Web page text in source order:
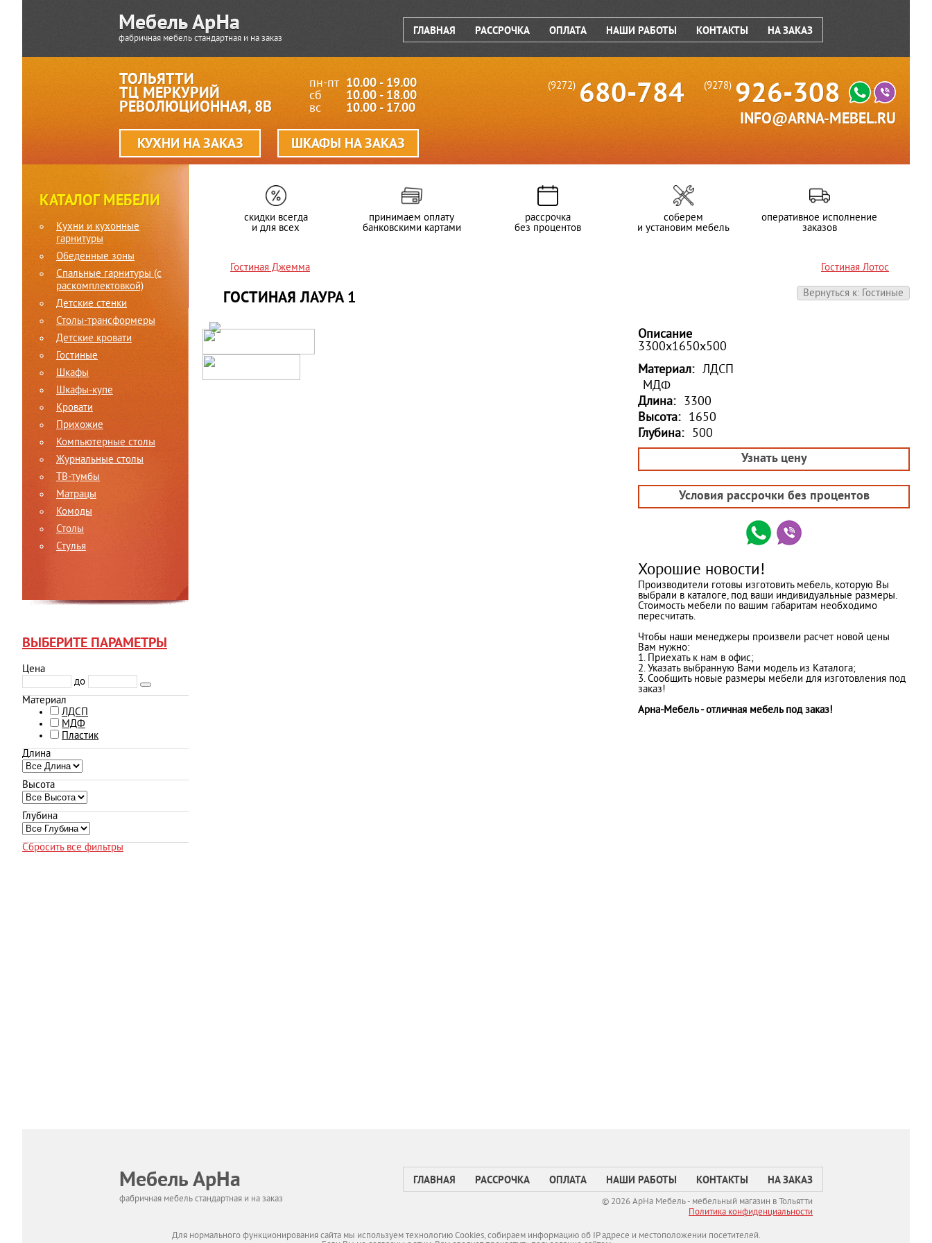
фабричная мебель стандартная и на заказ
ГЛАВНАЯ РАССРОЧКА ОПЛАТА НАШИ РАБОТЫ КОНТАКТЫ НА ЗАКАЗ
(9272) 680-784 (9278) 926-308
INFO@ARNA-MEBEL.RU
ТОЛЬЯТТИ
ТЦ МЕРКУРИЙ
РЕВОЛЮЦИОННАЯ, 8В
пн-пт 10.00 - 19.00
сб 10.00 - 18.00
вс 10.00 - 17.00
КУХНИ НА ЗАКАЗ ШКАФЫ НА ЗАКАЗ
КАТАЛОГ МЕБЕЛИ
Кухни и кухонные
гарнитуры
Обеденные зоны
Спальные гарнитуры (c
раскомплектовкой)
Детские стенки
Столы-трансформеры
Детские кровати
Гостиные
Шкафы
Шкафы-купе
Кровати
Прихожие
Компьютерные столы
Журнальные столы
ТВ-тумбы
Матрацы
Комоды
Столы
Стулья
ВЫБЕРИТЕ ПАРАМЕТРЫ
Цена
до
Материал
ЛДСП
МДФ
Пластик
Длина
Высота
Глубина
Сбросить все фильтры
скидки всегда
и для всех
принимаем оплату
банковскими картами
рассрочка
без процентов
соберем
и установим мебель
оперативное исполнение
заказов
Гостиная Джемма
Гостиная Лотос
Вернуться к: Гостиные
ГОСТИНАЯ ЛАУРА 1
Описание
3300х1650х500
Материал: ЛДСП
МДФ
Длина: 3300
Высота: 1650
Глубина: 500
Узнать цену
Условия рассрочки без процентов
Хорошие новости!
Производители готовы изготовить мебель, которую Вы
выбрали в каталоге, под ваши индивидуальные размеры.
Стоимость мебели по вашим габаритам необходимо
пересчитать.
Чтобы наши менеджеры произвели расчет новой цены
Вам нужно:
1. Приехать к нам в офис;
2. Указать выбранную Вами модель из Каталога;
3. Сообщить новые размеры мебели для изготовления под
заказ!
Арна-Мебель - отличная мебель под заказ!
Мебель АрНа
фабричная мебель стандартная и на заказ
ГЛАВНАЯ РАССРОЧКА ОПЛАТА НАШИ РАБОТЫ КОНТАКТЫ НА ЗАКАЗ
© 2026 АрНа Мебель - мебельный магазин в Тольятти
Политикa конфиденциальности
Для нормального функционирования сайта мы используем технологию Cookies, собираем информацию об IP адресе и местоположении посетителей.